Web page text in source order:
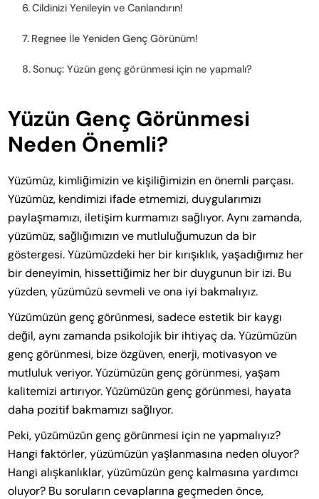
Cildinizi Yenileyin ve Canlandırın!
Regnee İle Yeniden Genç Görünüm!
Sonuç: Yüzün genç görünmesi için ne yapmalı?
Yüzün Genç Görünmesi
Neden Önemli?
Yüzümüz, kimliğimizin ve kişiliğimizin en önemli parçası.
Yüzümüz, kendimizi ifade etmemizi, duygularımızı
paylaşmamızı, iletişim kurmamızı sağlıyor. Aynı zamanda,
yüzümüz, sağlığımızın ve mutluluğumuzun da bir
göstergesi. Yüzümüzdeki her bir kırışıklık, yaşadığımız her
bir deneyimin, hissettiğimiz her bir duygunun bir izi. Bu
yüzden, yüzümüzü sevmeli ve ona iyi bakmalıyız.
Yüzümüzün genç görünmesi, sadece estetik bir kaygı
değil, aynı zamanda psikolojik bir ihtiyaç da. Yüzümüzün
genç görünmesi, bize özgüven, enerji, motivasyon ve
mutluluk veriyor. Yüzümüzün genç görünmesi, yaşam
kalitemizi artırıyor. Yüzümüzün genç görünmesi, hayata
daha pozitif bakmamızı sağlıyor.
Peki, yüzümüzün genç görünmesi için ne yapmalıyız?
Hangi faktörler, yüzümüzün yaşlanmasına neden oluyor?
Hangi alışkanlıklar, yüzümüzün genç kalmasına yardımcı
oluyor? Bu soruların cevaplarına geçmeden önce,